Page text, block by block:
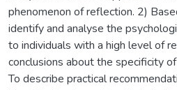
phenomenon of reflection. 2)
identify and analyse the
to individuals with a high level of
conclusions about the specificity
To describe practical